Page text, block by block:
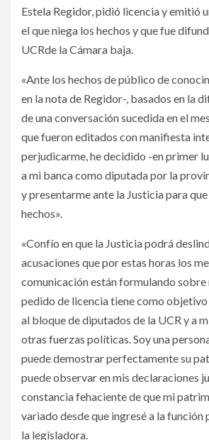
Estela Regidor, pidió licencia y emitió
el que niega los hechos y que fue
UCRde la Cámara baja.
«Ante los hechos de público de
en la nota de Regidor-, basados en la
de una conversación sucedida en el
que fueron editados con manifiesta
perjudicarme, he decidido -en primer
a mi banca como diputada por la
y presentarme ante la Justicia para
hechos».
«Confío en que la Justicia podrá
acusaciones que por estas horas los
comunicación están formulando sobre
pedido de licencia tiene como
al bloque de diputados de la UCR y a
otras fuerzas políticas. Soy una
puede demostrar perfectamente su
puede observar en mis declaraciones
constancia fehaciente de que mi
variado desde que ingresé a la función
la legisladora.